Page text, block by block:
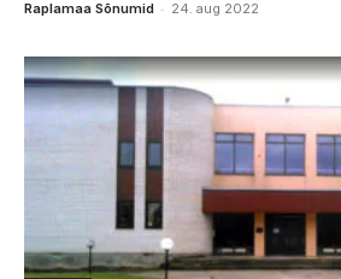
Raplamaa Sõnumid - 24. aug 2022